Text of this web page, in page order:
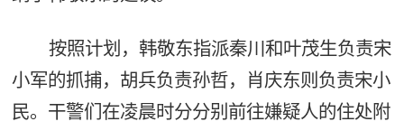
按照计划，韩敬东指派秦川和叶茂生负责宋
小军的抓捕，胡兵负责孙哲，肖庆东则负责宋小
民。干警们在凌晨时分分别前往嫌疑人的住处附